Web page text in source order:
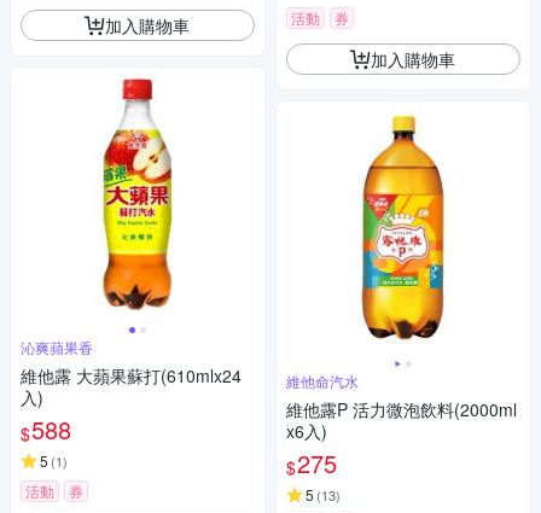
加入購物車
沁爽蘋果香
維他露 大蘋果蘇打(610mlx24
入)
$588
5 (1)
活動 券
活動 券
加入購物車
維他命汽水
維他露P 活力微泡飲料(2000ml
x6入)
$275
5 (13)